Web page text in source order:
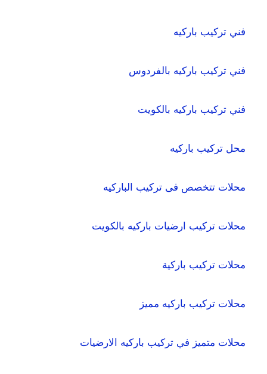
فني تركيب باركيه
فني تركيب باركيه بالفردوس
فني تركيب باركيه بالكويت
محل تركيب باركيه
محلات تتخصص فى تركيب الباركيه
محلات تركيب ارضيات باركيه بالكويت
محلات تركيب باركية
محلات تركيب باركيه مميز
محلات متميز في تركيب باركيه الارضيات